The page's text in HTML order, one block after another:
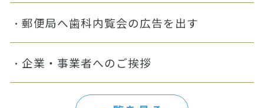
郵便局へ歯科内覧会の広告を出す
企業・事業者へのご挨拶